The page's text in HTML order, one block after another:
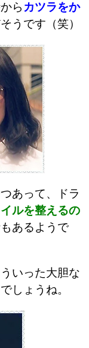
ら カツラをか
うです（笑）
あって、ドラ
ルを整えるの
あるようで
いった大胆な
しょうね。